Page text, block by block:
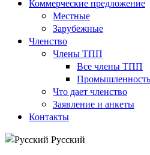
Коммерческие предложение
Местные
Зарубежные
Членство
Члены ТПП
Все члены ТПП
Промышленность
Что дает членство
Заявление и анкеты
Контакты
Русский